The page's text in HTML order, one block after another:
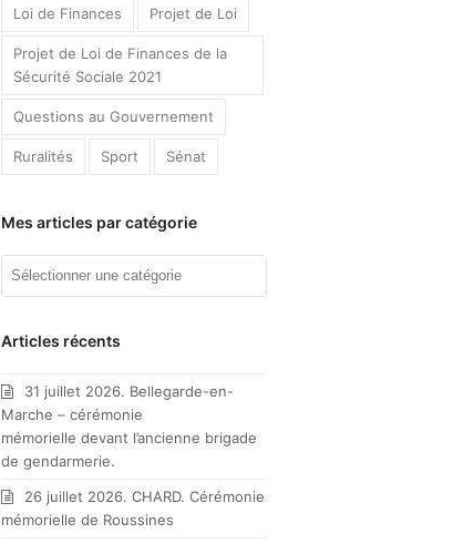
Loi de Finances Projet de Loi
Projet de Loi de Finances de la
Sécurité Sociale 2021
Questions au Gouvernement
Ruralités Sport Sénat
Mes articles par catégorie
Mes
catégorie
Articles récents
31 juillet 2026. Bellegarde-en-
Marche – cérémonie
mémorielle devant l’ancienne brigade
de gendarmerie.
26 juillet 2026. CHARD. Cérémonie
mémorielle de Roussines